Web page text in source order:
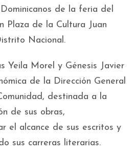
de la feria del
Plaza de la Cultura Juan
Nacional.
Yeila Morel y Génesis Javier
de la Dirección General
destinada a la
de sus obras,
el alcance de sus escritos y
sus carreras literarias.